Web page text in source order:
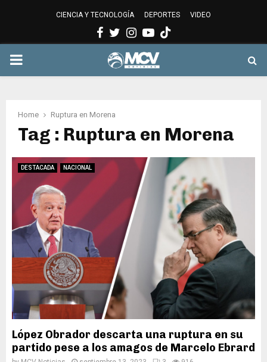
CIENCIA Y TECNOLOGÍA DEPORTES VIDEO
Facebook
Twitter
Instagram
Youtube
PRIMARY
Home Ruptura en Morena
Tag : Ruptura en Morena
DESTACADA NACIONAL
López Obrador descarta una ruptura en su
partido pese a los amagos de Marcelo Ebrard